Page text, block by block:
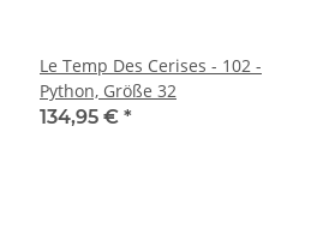
Le Temp Des Cerises - 102 -
Python, Größe 32
134,95 € *